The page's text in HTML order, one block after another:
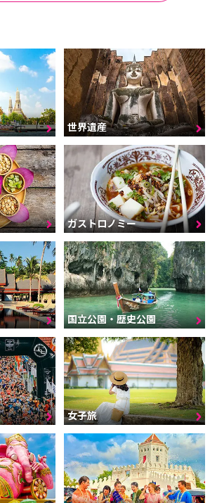
世界遺産
ガストロノミー
国立公園・歴史公園
女子旅